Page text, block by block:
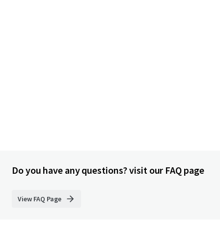
Do you have any questions? visit our FAQ page
View FAQ Page